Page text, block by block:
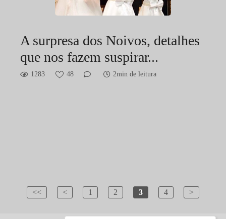
A surpresa dos Noivos, detalhes
que nos fazem suspirar...
1283 48 2min de leitura
<< < 1 2 3 4 >